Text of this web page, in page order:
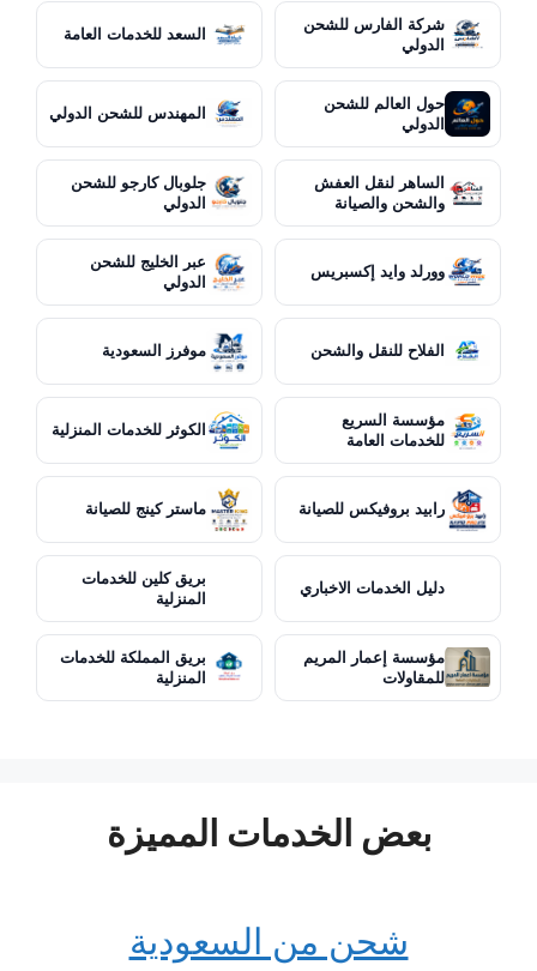
شركة الفارس للشحن
الدولي
السعد للخدمات العامة
حول العالم للشحن
الدولي
المهندس للشحن الدولي
الساهر لنقل العفش
والشحن والصيانة
جلوبال كارجو للشحن
الدولي
وورلد وايد إكسبريس
عبر الخليج للشحن
الدولي
الفلاح للنقل والشحن موفرز السعودية
مؤسسة السريع
للخدمات العامة
الكوثر للخدمات المنزلية
رابيد بروفيكس للصيانة ماستر كينج للصيانة
دليل الخدمات الاخباري
بريق كلين للخدمات
المنزلية
مؤسسة إعمار المريم
للمقاولات
بريق المملكة للخدمات
المنزلية
بعض الخدمات المميزة
شحن من السعودية